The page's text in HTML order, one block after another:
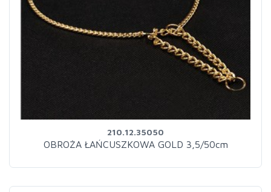
210.12.35050
OBROŻA ŁAŃCUSZKOWA GOLD 3,5/50cm